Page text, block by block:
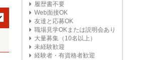
履歴書不要
Web面接OK
友達と応募OK
職場見学OKまたは説明会あり
大量募集（10名以上）
未経験歓迎
経験者・有資格者歓迎